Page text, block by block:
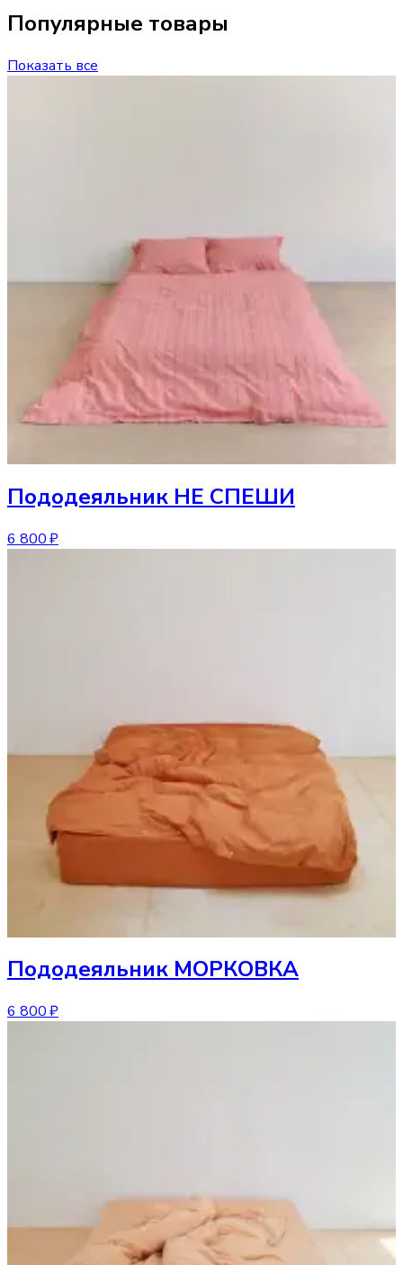
Популярные товары
Показать все
Пододеяльник НЕ СПЕШИ
6 800 ₽
Пододеяльник МОРКОВКА
6 800 ₽